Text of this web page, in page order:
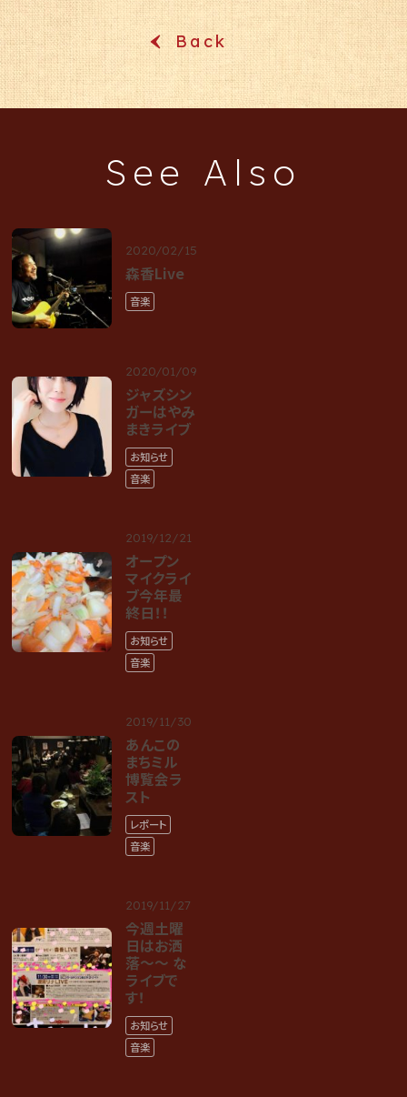
‹ Back
See Also
2020/02/15
森香Live
音楽
2020/01/09
ジャズシン
ガーはやみ
まきライブ
お知らせ
音楽
2019/12/21
オープン
マイクライ
ブ今年最
終日！！
お知らせ
音楽
2019/11/30
あんこの
まちミル
博覧会ラ
スト
レポート
音楽
2019/11/27
今週土曜
日はお洒
落〜〜 な
ライブで
す！
お知らせ
音楽